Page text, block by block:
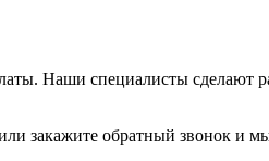
Наши специалисты
закажите обратный звонок и